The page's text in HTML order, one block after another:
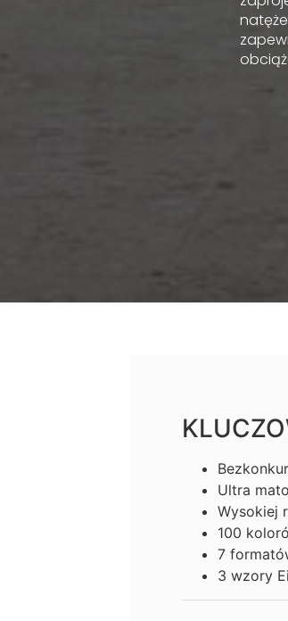
Ultra
Wysokiej
100
7
3 wzory